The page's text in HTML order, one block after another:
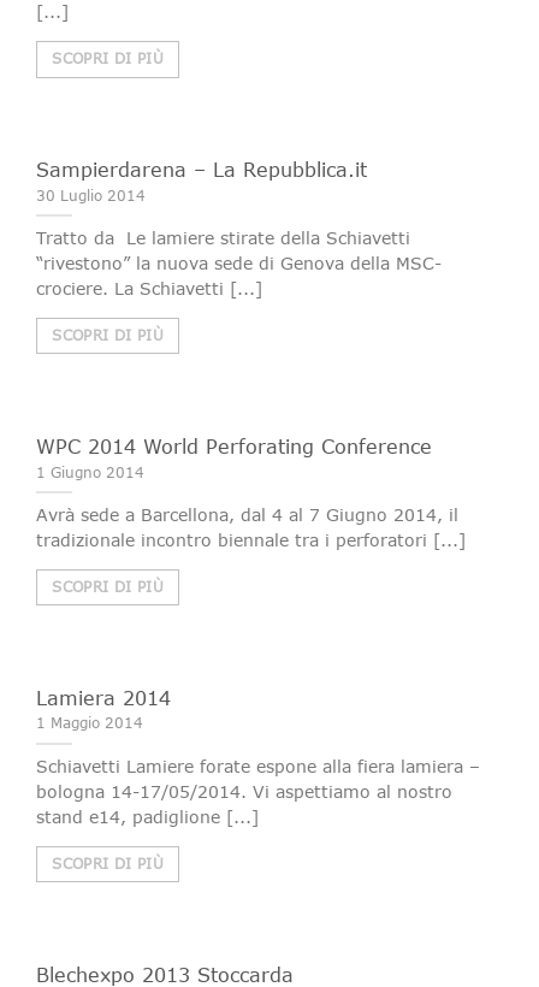
[...]
SCOPRI DI PIÙ
Sampierdarena – La Repubblica.it
30 Luglio 2014
Tratto da Le lamiere stirate della Schiavetti
“rivestono” la nuova sede di Genova della MSC-
crociere. La Schiavetti [...]
SCOPRI DI PIÙ
WPC 2014 World Perforating Conference
1 Giugno 2014
Avrà sede a Barcellona, dal 4 al 7 Giugno 2014, il
tradizionale incontro biennale tra i perforatori [...]
SCOPRI DI PIÙ
Lamiera 2014
1 Maggio 2014
Schiavetti Lamiere forate espone alla fiera lamiera –
bologna 14-17/05/2014. Vi aspettiamo al nostro
stand e14, padiglione [...]
SCOPRI DI PIÙ
Blechexpo 2013 Stoccarda